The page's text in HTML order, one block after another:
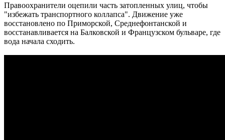
Правоохранители оцепили часть затопленных улиц, чтобы
"избежать транспортного коллапса". Движение уже
восстановлено по Приморской, Среднефонтанской и
восстанавливается на Балковской и Французском бульваре, где
вода начала сходить.